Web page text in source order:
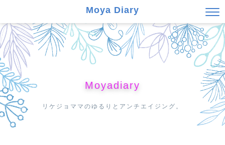
Moya Diary
Moyadiary
リケジョママのゆるりとアンチエイジング。